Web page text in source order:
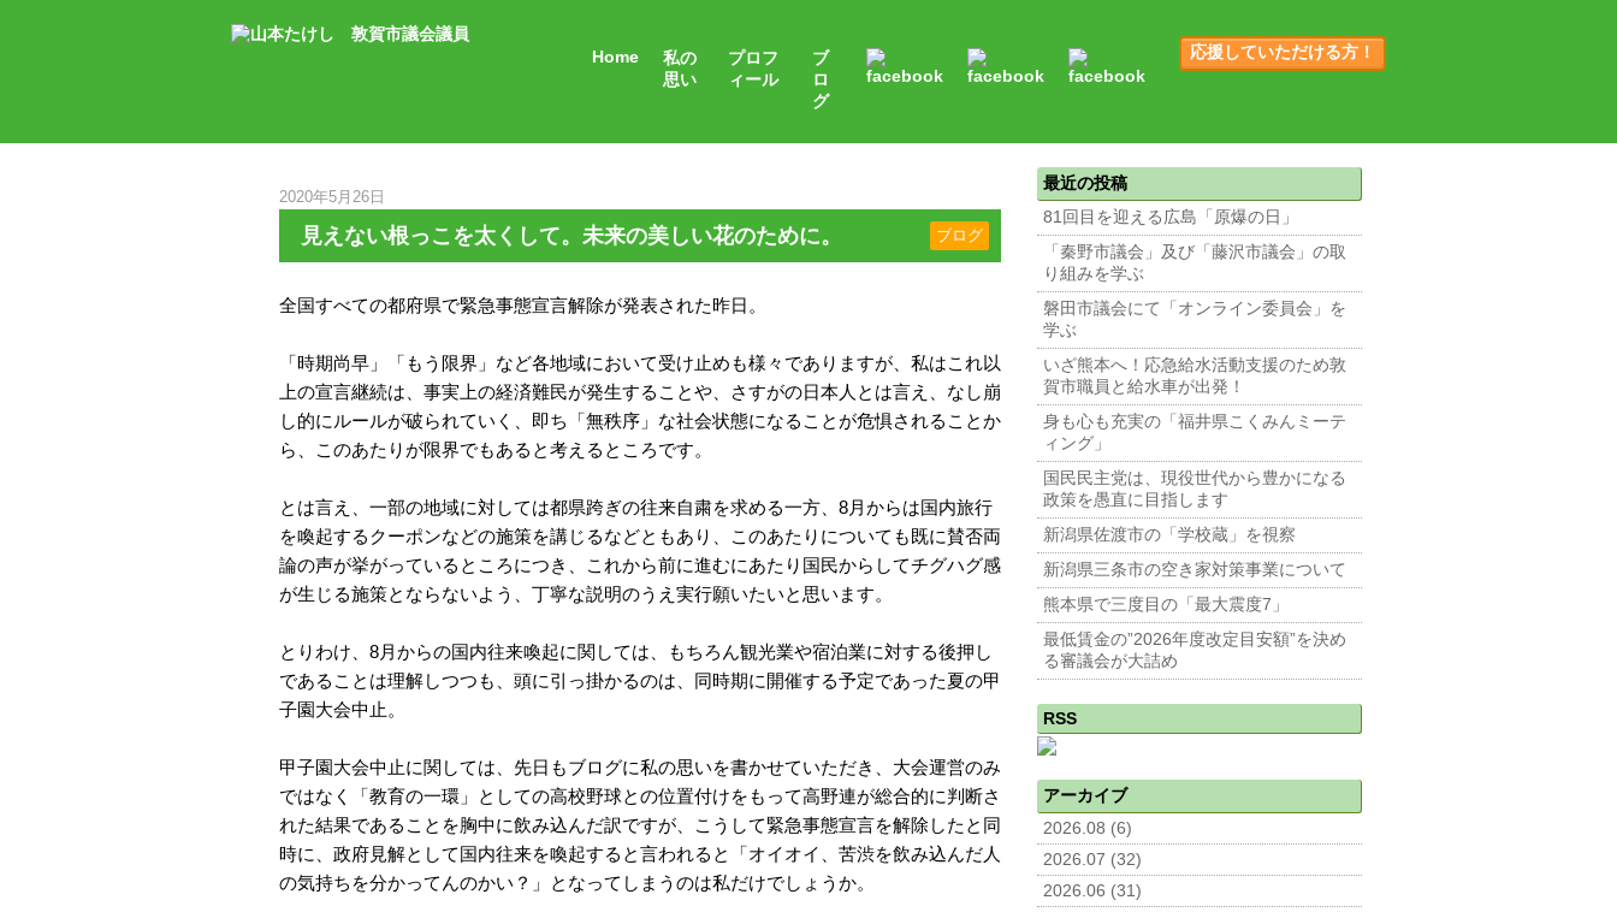
Home
私の
思い
プロフ
ィール
ブ
ロ
グ
応援していただける方！
2020年5月26日
見えない根っこを太くして。未来の美しい花のために。 ブログ
全国すべての都府県で緊急事態宣言解除が発表された昨日。
「時期尚早」「もう限界」など各地域において受け止めも様々でありますが、私はこれ以
上の宣言継続は、事実上の経済難民が発生することや、さすがの日本人とは言え、なし崩
し的にルールが破られていく、即ち「無秩序」な社会状態になることが危惧されることか
ら、このあたりが限界でもあると考えるところです。
とは言え、一部の地域に対しては都県跨ぎの往来自粛を求める一方、8月からは国内旅行
を喚起するクーポンなどの施策を講じるなどともあり、このあたりについても既に賛否両
論の声が挙がっているところにつき、これから前に進むにあたり国民からしてチグハグ感
が生じる施策とならないよう、丁寧な説明のうえ実行願いたいと思います。
とりわけ、8月からの国内往来喚起に関しては、もちろん観光業や宿泊業に対する後押し
であることは理解しつつも、頭に引っ掛かるのは、同時期に開催する予定であった夏の甲
子園大会中止。
甲子園大会中止に関しては、先日もブログに私の思いを書かせていただき、大会運営のみ
ではなく「教育の一環」としての高校野球との位置付けをもって高野連が総合的に判断さ
れた結果であることを胸中に飲み込んだ訳ですが、こうして緊急事態宣言を解除したと同
時に、政府見解として国内往来を喚起すると言われると「オイオイ、苦渋を飲み込んだ人
の気持ちを分かってんのかい？」となってしまうのは私だけでしょうか。
最近の投稿
81回目を迎える広島「原爆の日」
「秦野市議会」及び「藤沢市議会」の取
り組みを学ぶ
磐田市議会にて「オンライン委員会」を
学ぶ
いざ熊本へ！応急給水活動支援のため敦
賀市職員と給水車が出発！
身も心も充実の「福井県こくみんミーテ
ィング」
国民民主党は、現役世代から豊かになる
政策を愚直に目指します
新潟県佐渡市の「学校蔵」を視察
新潟県三条市の空き家対策事業について
熊本県で三度目の「最大震度7」
最低賃金の”2026年度改定目安額”を決め
る審議会が大詰め
RSS
アーカイブ
2026.08 (6)
2026.07 (32)
2026.06 (31)